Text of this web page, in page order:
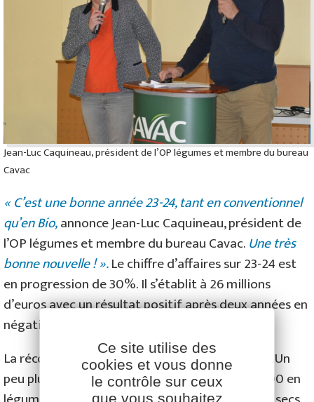
Jean-Luc Caquineau, président de l’OP légumes et membre du bureau
Cavac
« C’est une bonne année 23-24, tant en conventionnel
qu’en Bio,annonce Jean-Luc Caquineau, président de
l’OP légumes et membre du bureau Cavac.Une très
bonne nouvelle ! ».Le chiffre d’affaires sur 23-24 est
en progression de 30%. Il s’établit à 26 millions
d’euros avec un résultat positif après deux années en
négatif.
La récolte 2024 est quant à elle très différente. Un
peu plus de 5 000 ha ont été cultivés dont 4 000 en
Facebook
YouTube
LinkedIn
Ce site utilise des
cookies et vous donne
le contrôle sur ceux
que vous souhaitez